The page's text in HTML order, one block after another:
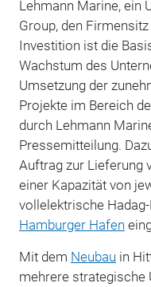
Lehmann Marine, ein
Group, den
Investition ist die
Wachstum des
Umsetzung der
Projekte im Bereich
durch Lehmann
Pressemitteilung.
Auftrag zur Lieferung
einer Kapazität von
vollelektrische
Hamburger Hafen
Mit dem Neubau in
mehrere strategische